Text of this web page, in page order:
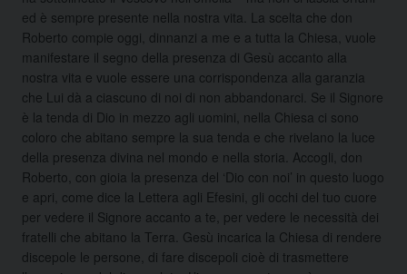
ed è sempre presente nella nostra vita. La scelta che don
Roberto compie oggi, dinnanzi a me e a tutta la Chiesa, vuole
manifestare il segno della presenza di Gesù accanto alla
nostra vita e vuole essere una corrispondenza alla garanzia
che Lui dà a ciascuno di noi di non abbandonarci. Se il Signore
è la tenda di Dio in mezzo agli uomini, nella Chiesa ci sono
coloro che abitano sempre la sua tenda e che rivelano la luce
della presenza divina nel mondo e nella storia. Accogli, don
Roberto, con gioia la presenza del ‘Dio con noi’ in questo luogo
e apri, come dice la Lettera agli Efesini, gli occhi del tuo cuore
per vedere il Signore accanto a te, per vedere le necessità dei
fratelli che abitano la Terra. Gesù incarica la Chiesa di rendere
discepole le persone, di fare discepoli cioè di trasmettere